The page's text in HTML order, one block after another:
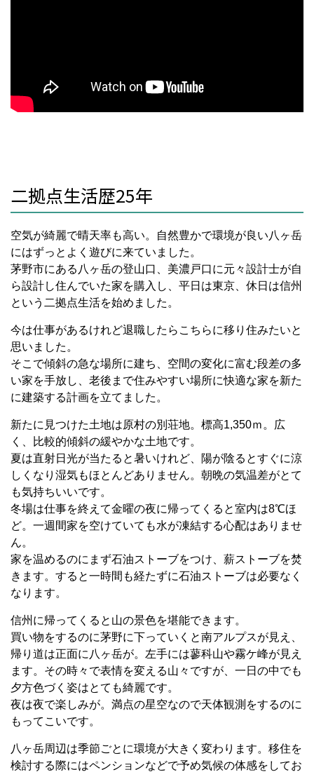
二拠点生活歴25年
空気が綺麗で晴天率も高い。自然豊かで環境が良い八ヶ岳
にはずっとよく遊びに来ていました。
茅野市にある八ヶ岳の登山口、美濃戸口に元々設計士が自
ら設計し住んでいた家を購入し、平日は東京、休日は信州
という二拠点生活を始めました。
今は仕事があるけれど退職したらこちらに移り住みたいと
思いました。
そこで傾斜の急な場所に建ち、空間の変化に富む段差の多
い家を手放し、老後まで住みやすい場所に快適な家を新た
に建築する計画を立てました。
新たに見つけた土地は原村の別荘地。標高1,350ｍ。広
く、比較的傾斜の緩やかな土地です。
夏は直射日光が当たると暑いけれど、陽が陰るとすぐに涼
しくなり湿気もほとんどありません。朝晩の気温差がとて
も気持ちいいです。
冬場は仕事を終えて金曜の夜に帰ってくると室内は8℃ほ
ど。一週間家を空けていても水が凍結する心配はありませ
ん。
家を温めるのにまず石油ストーブをつけ、薪ストーブを焚
きます。すると一時間も経たずに石油ストーブは必要なく
なります。
信州に帰ってくると山の景色を堪能できます。
買い物をするのに茅野に下っていくと南アルプスが見え、
帰り道は正面に八ヶ岳が。左手には蓼科山や霧ケ峰が見え
ます。その時々で表情を変える山々ですが、一日の中でも
夕方色づく姿はとても綺麗です。
夜は夜で楽しみが。満点の星空なので天体観測をするのに
もってこいです。
八ヶ岳周辺は季節ごとに環境が大きく変わります。移住を
検討する際にはペンションなどで予め気候の体感をしてお